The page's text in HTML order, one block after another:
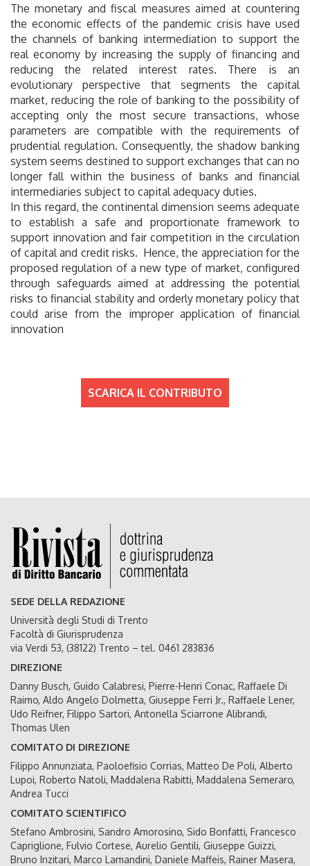
The monetary and fiscal measures aimed at countering
the economic effects of the pandemic crisis have used
the channels of banking intermediation to support the
real economy by increasing the supply of financing and
reducing the related interest rates. There is an
evolutionary perspective that segments the capital
market, reducing the role of banking to the possibility of
accepting only the most secure transactions, whose
parameters are compatible with the requirements of
prudential regulation. Consequently, the shadow banking
system seems destined to support exchanges that can no
longer fall within the business of banks and financial
intermediaries subject to capital adequacy duties.
In this regard, the continental dimension seems adequate
to establish a safe and proportionate framework to
support innovation and fair competition in the circulation
of capital and credit risks. Hence, the appreciation for the
proposed regulation of a new type of market, configured
through safeguards aimed at addressing the potential
risks to financial stability and orderly monetary policy that
could arise from the improper application of financial
innovation
SCARICA IL CONTRIBUTO
SEDE DELLA REDAZIONE
Università degli Studi di Trento
Facoltà di Giurisprudenza
via Verdi 53, (38122) Trento – tel. 0461 283836
DIREZIONE
Danny Busch, Guido Calabresi, Pierre-Henri Conac, Raffaele Di
Raimo, Aldo Angelo Dolmetta, Giuseppe Ferri Jr., Raffaele Lener,
Udo Reifner, Filippo Sartori, Antonella Sciarrone Alibrandi,
Thomas Ulen
COMITATO DI DIREZIONE
Filippo Annunziata, Paoloefisio Corrias, Matteo De Poli, Alberto
Lupoi, Roberto Natoli, Maddalena Rabitti, Maddalena Semeraro,
Andrea Tucci
COMITATO SCIENTIFICO
Stefano Ambrosini, Sandro Amorosino, Sido Bonfatti, Francesco
Capriglione, Fulvio Cortese, Aurelio Gentili, Giuseppe Guizzi,
Bruno Inzitari, Marco Lamandini, Daniele Maffeis, Rainer Masera,